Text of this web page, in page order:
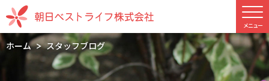
ホーム スタッフブログ